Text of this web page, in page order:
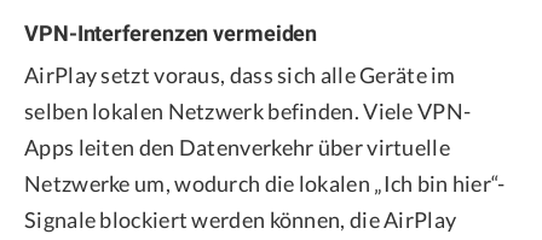
VPN-Interferenzen vermeiden
AirPlay setzt voraus, dass sich alle Geräte im
selben lokalen Netzwerk befinden. Viele VPN-
Apps leiten den Datenverkehr über virtuelle
Netzwerke um, wodurch die lokalen „Ich bin hier“-
Signale blockiert werden können, die AirPlay